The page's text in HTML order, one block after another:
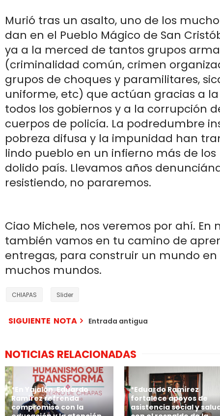
Murió tras un asalto, uno de los
dan en el Pueblo Mágico de San
ya a la merced de tantos grupos
(criminalidad común, crimen
grupos de choques y paramilitares,
uniforme, etc) que actúan gracias a
todos los gobiernos y a la corrupción
cuerpos de policía. La podredumbre
pobreza difusa y la impunidad han
lindo pueblo en un infierno más de los
dolido país. Llevamos años
resistiendo, no pararemos.
Ciao Michele, nos veremos por ahí. En
también vamos en tu camino de
entregas, para construir un mundo
muchos mundos.
CHIAPAS Slider
SIGUIENTE NOTA Entrada antigua
NOTICIAS RELACIONADAS
*En Yajalón, Eduardo
Ramírez refrenda
compromiso con la
*Eduardo Ramírez
fortalece apoyos de
asistencia social y